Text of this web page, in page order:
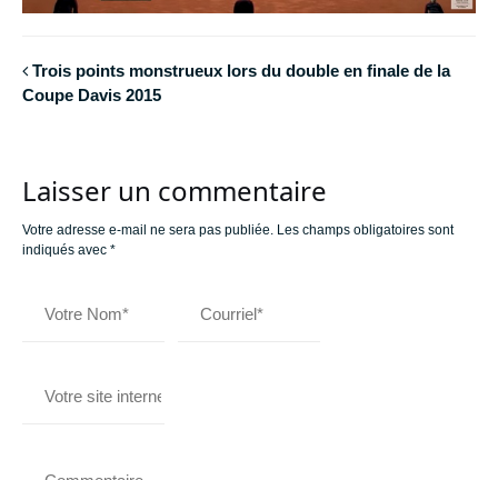
Trois points monstrueux lors du double en finale de la
Coupe Davis 2015
Laisser un commentaire
Votre adresse e-mail ne sera pas publiée. Les champs obligatoires sont
indiqués avec *